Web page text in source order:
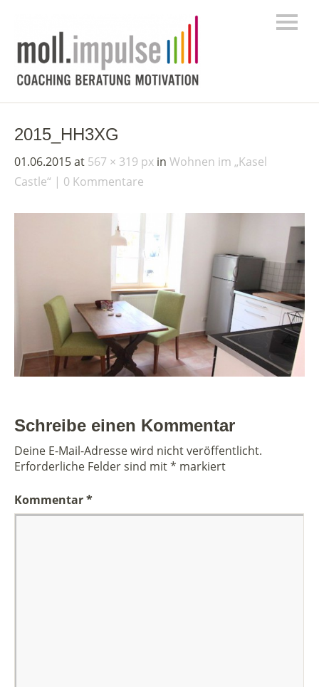
2015_HH3XG
01.06.2015at 567 × 319 px in Wohnen im „Kasel
Castle“
0 Kommentare
Schreibe einen Kommentar
Deine E-Mail-Adresse wird nicht veröffentlicht.
Erforderliche Felder sind mit* markiert
Kommentar*